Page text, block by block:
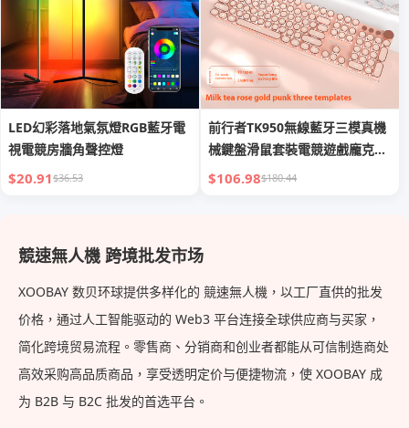
LED幻彩落地氣氛燈RGB藍牙電
視電競房牆角聲控燈
$20.91$36.53
前行者TK950無線藍牙三模真機
械鍵盤滑鼠套裝電競遊戲龐克鍵
盤usb
$106.98$180.44
競速無人機 跨境批发市场
XOOBAY 数贝环球提供多样化的 競速無人機，以工厂直供的批发
价格，通过人工智能驱动的 Web3 平台连接全球供应商与买家，
简化跨境贸易流程。零售商、分销商和创业者都能从可信制造商处
高效采购高品质商品，享受透明定价与便捷物流，使 XOOBAY 成
为 B2B 与 B2C 批发的首选平台。